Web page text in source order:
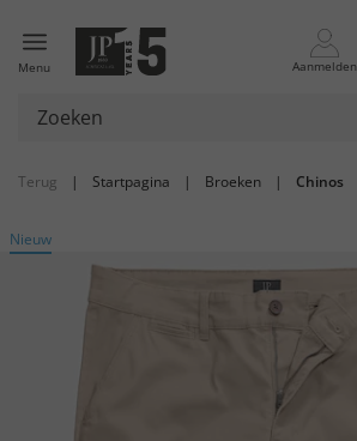
Menu Aanmelden
Terug | Startpagina | Broeken | Chinos
Nieuw